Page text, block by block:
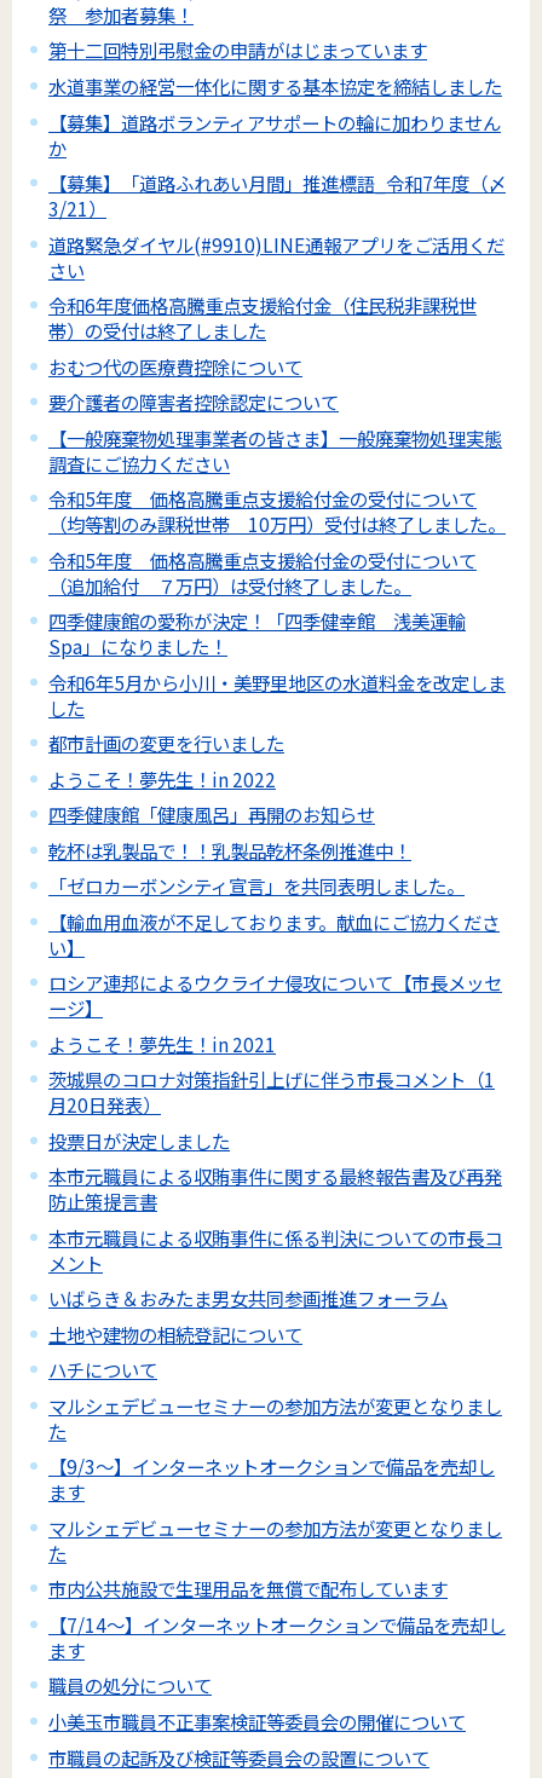
祭 参加者募集！
第十二回特別弔慰金の申請がはじまっています
水道事業の経営一体化に関する基本協定を締結しました
【募集】道路ボランティアサポートの輪に加わりません
か
【募集】「道路ふれあい月間」推進標語_令和7年度（〆
3/21）
道路緊急ダイヤル(#9910)LINE通報アプリをご活用くだ
さい
令和6年度価格高騰重点支援給付金（住民税非課税世
帯）の受付は終了しました
おむつ代の医療費控除について
要介護者の障害者控除認定について
【一般廃棄物処理事業者の皆さま】一般廃棄物処理実態
調査にご協力ください
令和5年度 価格高騰重点支援給付金の受付について
（均等割のみ課税世帯 10万円）受付は終了しました。
令和5年度 価格高騰重点支援給付金の受付について
（追加給付 ７万円）は受付終了しました。
四季健康館の愛称が決定！「四季健幸館 浅美運輸
Spa」になりました！
令和6年5月から小川・美野里地区の水道料金を改定しま
した
都市計画の変更を行いました
ようこそ！夢先生！in 2022
四季健康館「健康風呂」再開のお知らせ
乾杯は乳製品で！！乳製品乾杯条例推進中！
「ゼロカーボンシティ宣言」を共同表明しました。
【輸血用血液が不足しております。献血にご協力くださ
い】
ロシア連邦によるウクライナ侵攻について【市長メッセ
ージ】
ようこそ！夢先生！in 2021
茨城県のコロナ対策指針引上げに伴う市長コメント（1
月20日発表）
投票日が決定しました
本市元職員による収賄事件に関する最終報告書及び再発
防止策提言書
本市元職員による収賄事件に係る判決についての市長コ
メント
いばらき＆おみたま男女共同参画推進フォーラム
土地や建物の相続登記について
ハチについて
マルシェデビューセミナーの参加方法が変更となりまし
た
【9/3～】インターネットオークションで備品を売却し
ます
マルシェデビューセミナーの参加方法が変更となりまし
た
市内公共施設で生理用品を無償で配布しています
【7/14～】インターネットオークションで備品を売却し
ます
職員の処分について
小美玉市職員不正事案検証等委員会の開催について
市職員の起訴及び検証等委員会の設置について